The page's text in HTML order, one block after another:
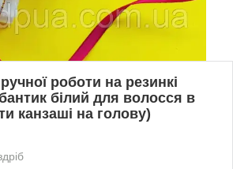
роботи на резинкі
білий для волосся в
канзаші на голову)